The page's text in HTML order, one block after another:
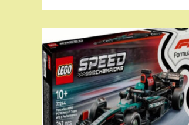
Настольная
игра
ZVEZDA
Поселенцы:
Амазонки
(ZV-
8984)